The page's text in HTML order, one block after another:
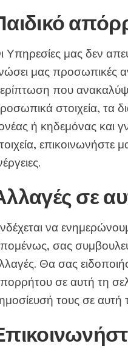
Υπηρεσίες μας δεν
μας προσωπικές
που
στοιχεία, τα
ή κηδεμόνας και
επικοινωνήστε
σε
να
σας
Θα σας
σε αυτή τη
τους σε αυτή